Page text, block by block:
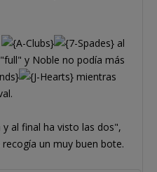
al
y Noble no podía más
mientras
al final ha visto las dos",
un muy buen bote.